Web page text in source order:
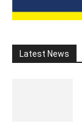
Latest News